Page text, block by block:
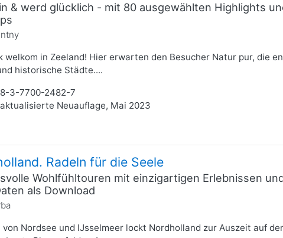
& werd glücklich - mit 80 ausgewählten Highlights
welkom in Zeeland! Hier erwarten den Besucher Natur pur, die
historische Städte....
3-7700-2482-7
Neuauflage, Mai 2023
Radeln für die Seele
Wohlfühltouren mit einzigartigen Erlebnissen
als Download
von Nordsee und IJsselmeer lockt Nordholland zur Auszeit auf